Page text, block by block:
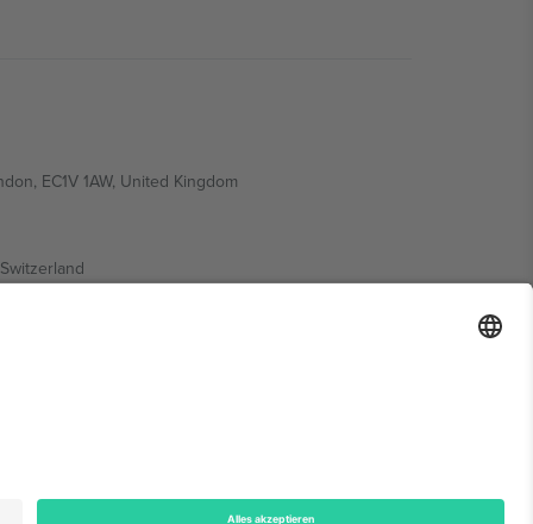
EC1V 1AW, United Kingdom